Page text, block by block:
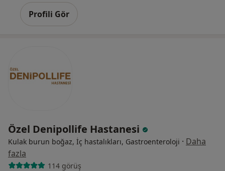
Profili Gör
Özel Denipollife Hastanesi
Kulak burun boğaz, İç hastalıkları, Gastroenteroloji · Daha
fazla
114 görüş